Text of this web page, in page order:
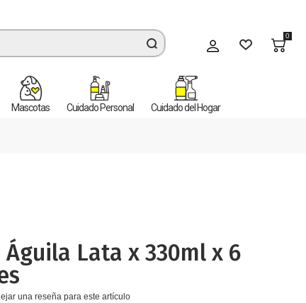
Mi cuenta
0
Mascotas Cuidado Personal Cuidado del Hogar
Águila Lata x 330ml x 6
una reseña para este artículo